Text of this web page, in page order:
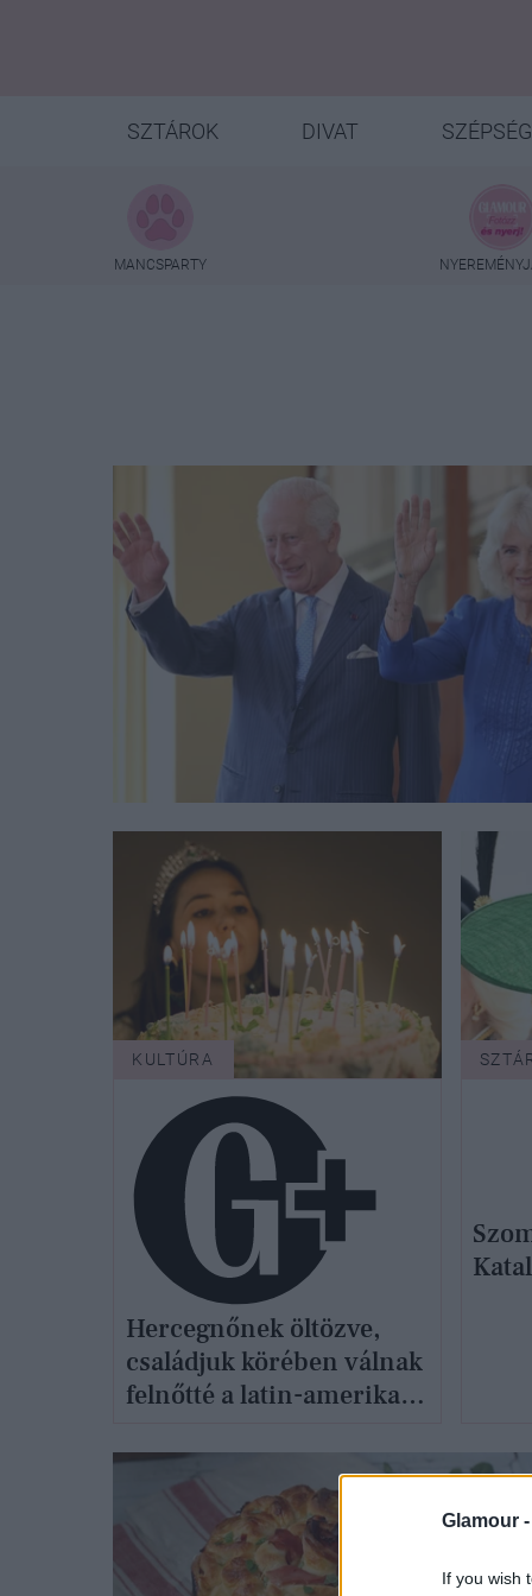
Glamour -
If you wish
SZTÁROK DIVAT SZÉPSÉG
MANCSPARTY
KULTÚRA
Hercegnőnek öltözve,
családjuk körében válnak
felnőtté a latin-amerikai
is szívesen
kölcsönvennénk tőlük